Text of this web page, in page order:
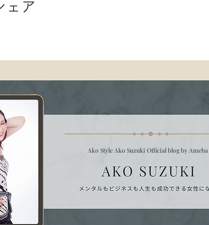
ェア
Ako Style Ako Suzuki Official blog by